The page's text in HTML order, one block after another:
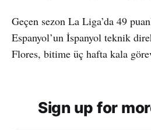
Geçen sezon La Liga’da 49
Espanyol’un İspanyol teknik
Flores, bitime üç hafta kala
Sign up for